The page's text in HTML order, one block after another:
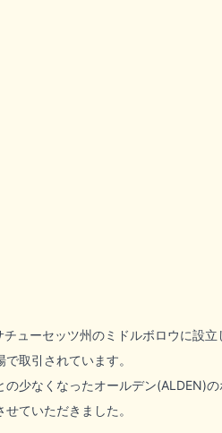
ューセッツ州のミドルボロウに設
取引されています。
の少なくなったオールデン(ALDEN)の
ていただきました。